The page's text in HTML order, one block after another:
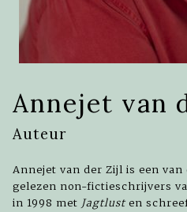
Annejet van
Auteur
Annejet van der Zijl is een van
gelezen non-fictieschrijvers
in 1998 met Jagtlusten